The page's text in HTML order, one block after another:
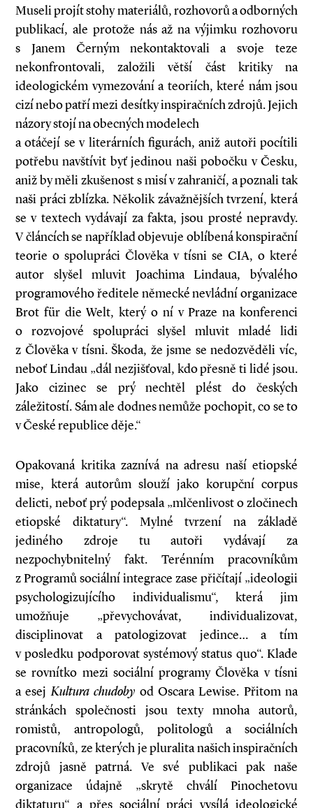
Museli projít stohy materiálů, rozhovorů a odborných
publikací, ale protože nás až na výjimku rozhovoru
s Janem Černým nekontaktovali a svoje teze
nekonfrontovali, založili větší část kritiky na
ideologickém vymezování a teoriích, které nám jsou
cizí nebo patří mezi desítky inspiračních zdrojů. Jejich
názory stojí na obecných modelech
a otáčejí se v literárních figurách, aniž autoři pocítili
potřebu navštívit byť jedinou naši pobočku v Česku,
aniž by měli zkušenost s misí v zahraničí, a poznali tak
naši práci zblízka. Několik závažnějších tvrzení, která
se v textech vydávají za fakta, jsou prosté nepravdy.
V článcích se například objevuje oblíbená konspirační
teorie o spolupráci Člověka v tísni se CIA, o které
autor slyšel mluvit Joachima Lindaua, bývalého
programového ředitele německé nevládní organizace
Brot für die Welt, který o ní v Praze na konferenci
o rozvojové spolupráci slyšel mluvit mladé lidi
z Člověka v tísni. Škoda, že jsme se nedozvěděli víc,
neboť Lindau „dál nezjišťoval, kdo přesně ti lidé jsou.
Jako cizinec se prý nechtěl plést do českých
záležitostí. Sám ale dodnes nemůže pochopit, co se to
v České republice děje.“
Opakovaná kritika zaznívá na adresu naší etiopské
mise, která autorům slouží jako korupční corpus
delicti, neboť prý podepsala „mlčenlivost o zločinech
etiopské diktatury“. Mylné tvrzení na základě
jediného zdroje tu autoři vydávají za
nezpochybnitelný fakt. Terénním pracovníkům
z Programů sociální integrace zase přičítají „ideologii
psychologizujícího individualismu“, která jim
umožňuje „převychovávat, individualizovat,
disciplinovat a patologizovat jedince… a tím
v posledku podporovat systémový status quo“. Klade
se rovnítko mezi sociální programy Člověka v tísni
a esejKultura chudoby od Oscara Lewise. Přitom na
stránkách společnosti jsou texty mnoha autorů,
romistů, antropologů, politologů a sociálních
pracovníků, ze kterých je pluralita našich inspiračních
zdrojů jasně patrná. Ve své publikaci pak naše
organizace údajně „skrytě chválí Pinochetovu
diktaturu“ a přes sociální práci vysílá ideologické